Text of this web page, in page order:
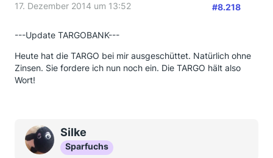
17. Dezember 2014 um 13:52 #8.218
---Update TARGOBANK---
Heute hat die TARGO bei mir ausgeschüttet. Natürlich ohne
Zinsen. Sie fordere ich nun noch ein. Die TARGO hält also
Wort!
Silke
Sparfuchs